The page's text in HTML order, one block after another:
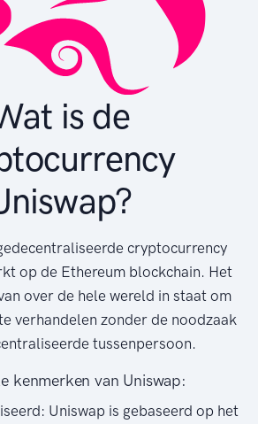
is de
cryptocurrency
op de Ethereum blockchain. Het
over de hele wereld in staat om
verhandelen zonder de noodzaak
tussenpersoon.
kenmerken van Uniswap:
Uniswap is gebaseerd op het